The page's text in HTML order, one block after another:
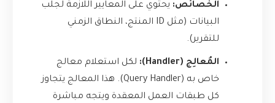
الخصائص: يحتوي على المعايير اللازمة لجلب
البيانات (مثل ID المنتج، النطاق الزمني
للتقرير).
المُعالِج (Handler):
لكل استعلام معالج
خاص به (Query Handler). هذا المعالج يتجاوز
كل طبقات العمل المعقدة ويتجه مباشرة